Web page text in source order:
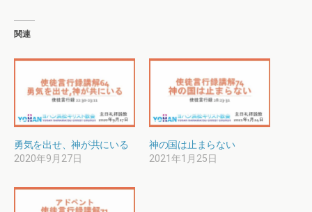
関連
勇気を出せ、神が共にいる
2020年9月27日
神の国は止まらない
2021年1月25日